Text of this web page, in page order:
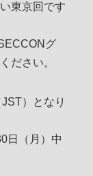
東京回です
グ
ださい。
）となり
日（月）中